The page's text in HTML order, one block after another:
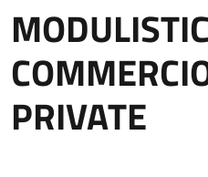
PRIVATE